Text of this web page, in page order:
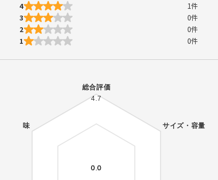
4
1件
3
0件
2
0件
1
0件